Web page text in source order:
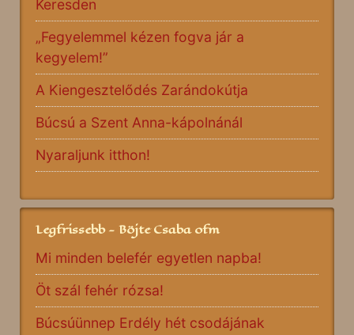
Keresden
„Fegyelemmel kézen fogva jár a
kegyelem!”
A Kiengesztelődés Zarándokútja
Búcsú a Szent Anna-kápolnánál
Nyaraljunk itthon!
Legfrissebb - Böjte Csaba ofm
Mi minden belefér egyetlen napba!
Öt szál fehér rózsa!
Búcsúünnep Erdély hét csodájának